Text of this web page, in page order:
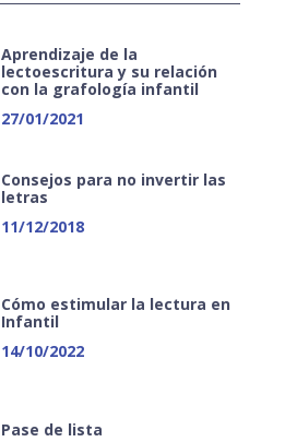
Aprendizaje de la
lectoescritura y su relación
con la grafología infantil
27/01/2021
Consejos para no invertir las
letras
11/12/2018
Cómo estimular la lectura en
Infantil
14/10/2022
Pase de lista